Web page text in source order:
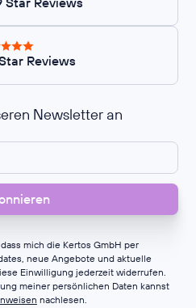
Reviews
Newsletter an
mich die Kertos GmbH per
neue Angebote und aktuelle
Einwilligung jederzeit widerrufen.
meiner persönlichen Daten kannst
nachlesen.